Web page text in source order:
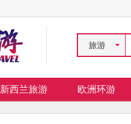
旅游
新西兰旅游 欧洲环游